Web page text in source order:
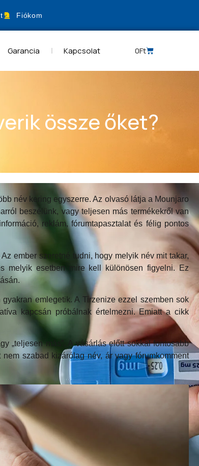
Fiókom
Garancia Kapcsolat 0Ft
össze őket?
név kering egyszerre. Az olvasó látja a Mounjaro
beszélünk, vagy teljesen más termékekről van
reklám, fórumtapasztalat és félig pontos
ember szeretné tudni, hogy melyik név mit takar,
melyik esetben mire kell különösen figyelni. Ez
emlegetik. A Tirzenize ezzel szemben sok
kapcsán próbálnak értelmezni. Emiatt a cikk
„teljesen más”. A vásárlás előtt sokkal fontosabb
szabad kizárólag név, ár vagy fórumkomment